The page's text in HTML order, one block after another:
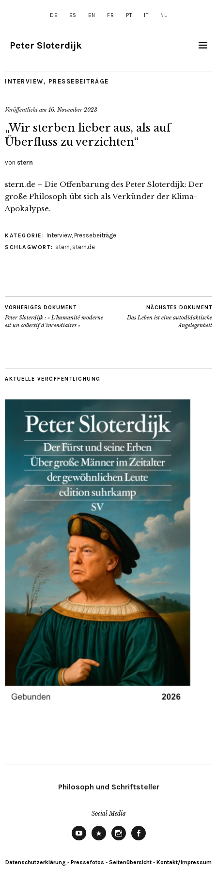
DE ES EN FR PT IT NL
Peter Sloterdijk
INTERVIEW , PRESSEBEITRÄGE
Veröffentlicht am 16. November 2023
„Wir sterben lieber aus, als auf
Überfluss zu verzichten“
von stern
stern.de – Die Offenbarung des Peter Sloterdijk: Der
große Philosoph übt sich als Verkünder der Klima-
Apokalypse.
KATEGORIE: Interview, Pressebeiträge
SCHLAGWORT: stern, stern.de
VORHERIGES DOKUMENT
Peter Sloterdijk : « L’humanité moderne
est un collectif d’incendiaires »
NÄCHSTES DOKUMENT
Das Leben ist eine autodidaktische
Angelegenheit
AKTUELLE VERÖFFENTLICHUNG
Philosoph und Schriftsteller
Social Media
Datenschutzerklärung - Pressefotos - Seitenübersicht - Kontakt/Impressum